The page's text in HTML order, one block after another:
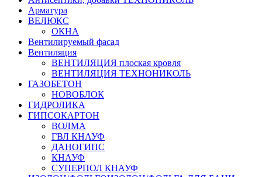
Арматура
ВЕЛЮКС
ОКНА
Вентилируемый фасад
Вентиляция
ВЕНТИЛЯЦИЯ плоская кровля
ВЕНТИЛЯЦИЯ ТЕХНОНИКОЛЬ
ГАЗОБЕТОН
НОВОБЛОК
ГИДРОЛИКА
ГИПСОКАРТОН
ВОЛМА
ГВЛ КНАУФ
ДАНОГИПС
КНАУФ
СУПЕРПОЛ КНАУФ